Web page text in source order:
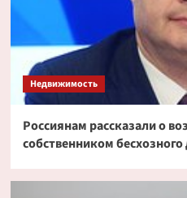
Недвижимость
Россиянам рассказали о
собственником